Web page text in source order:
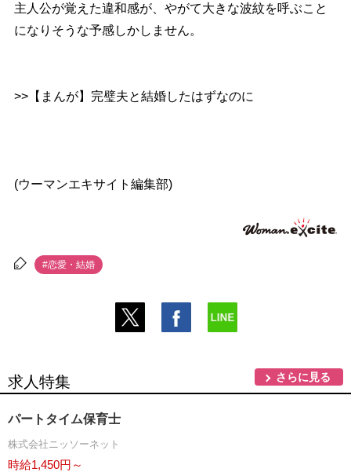
主人公が覚えた違和感が、やがて大きな波紋を呼ぶこと
になりそうな予感しかしません。
>>【まんが】完璧夫と結婚したはずなのに
(ウーマンエキサイト編集部)
#恋愛・結婚
求人特集 さらに見る
パートタイム保育士
株式会社ニッソーネット
時給1,450円～